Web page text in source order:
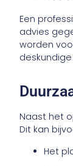
Een
advies
worden
Naast het
Dit kan
Het